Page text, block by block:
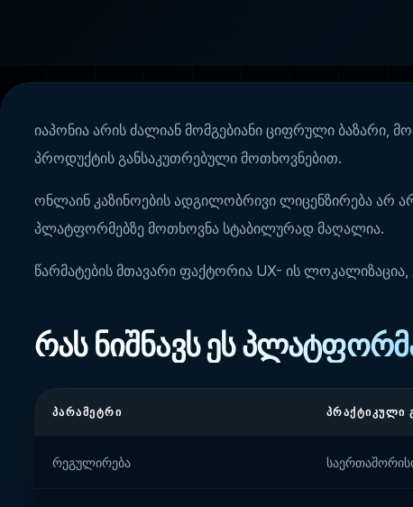
იაპონია არის ძალიან მომგებიანი ციფრული ბაზარი,
პროდუქტის განსაკუთრებული მოთხოვნებით.
ონლაინ კაზინოების ადგილობრივი ლიცენზირება არ
პლატფორმებზე მოთხოვნა სტაბილურად მაღალია.
წარმატების მთავარი ფაქტორია UX- ის
რას ნიშნავს ეს
ᲞᲐᲠᲐᲛᲔᲢᲠᲘ ᲞᲠᲐᲥᲢᲘᲙᲣᲚᲘ
რეგულირება